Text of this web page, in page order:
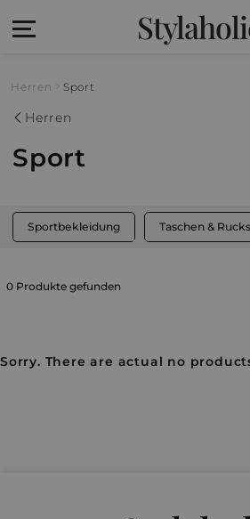
Herren Sport
Herren
Sport
Sportbekleidung Taschen &
0 Produkte gefunden
Sorry. There are actual no